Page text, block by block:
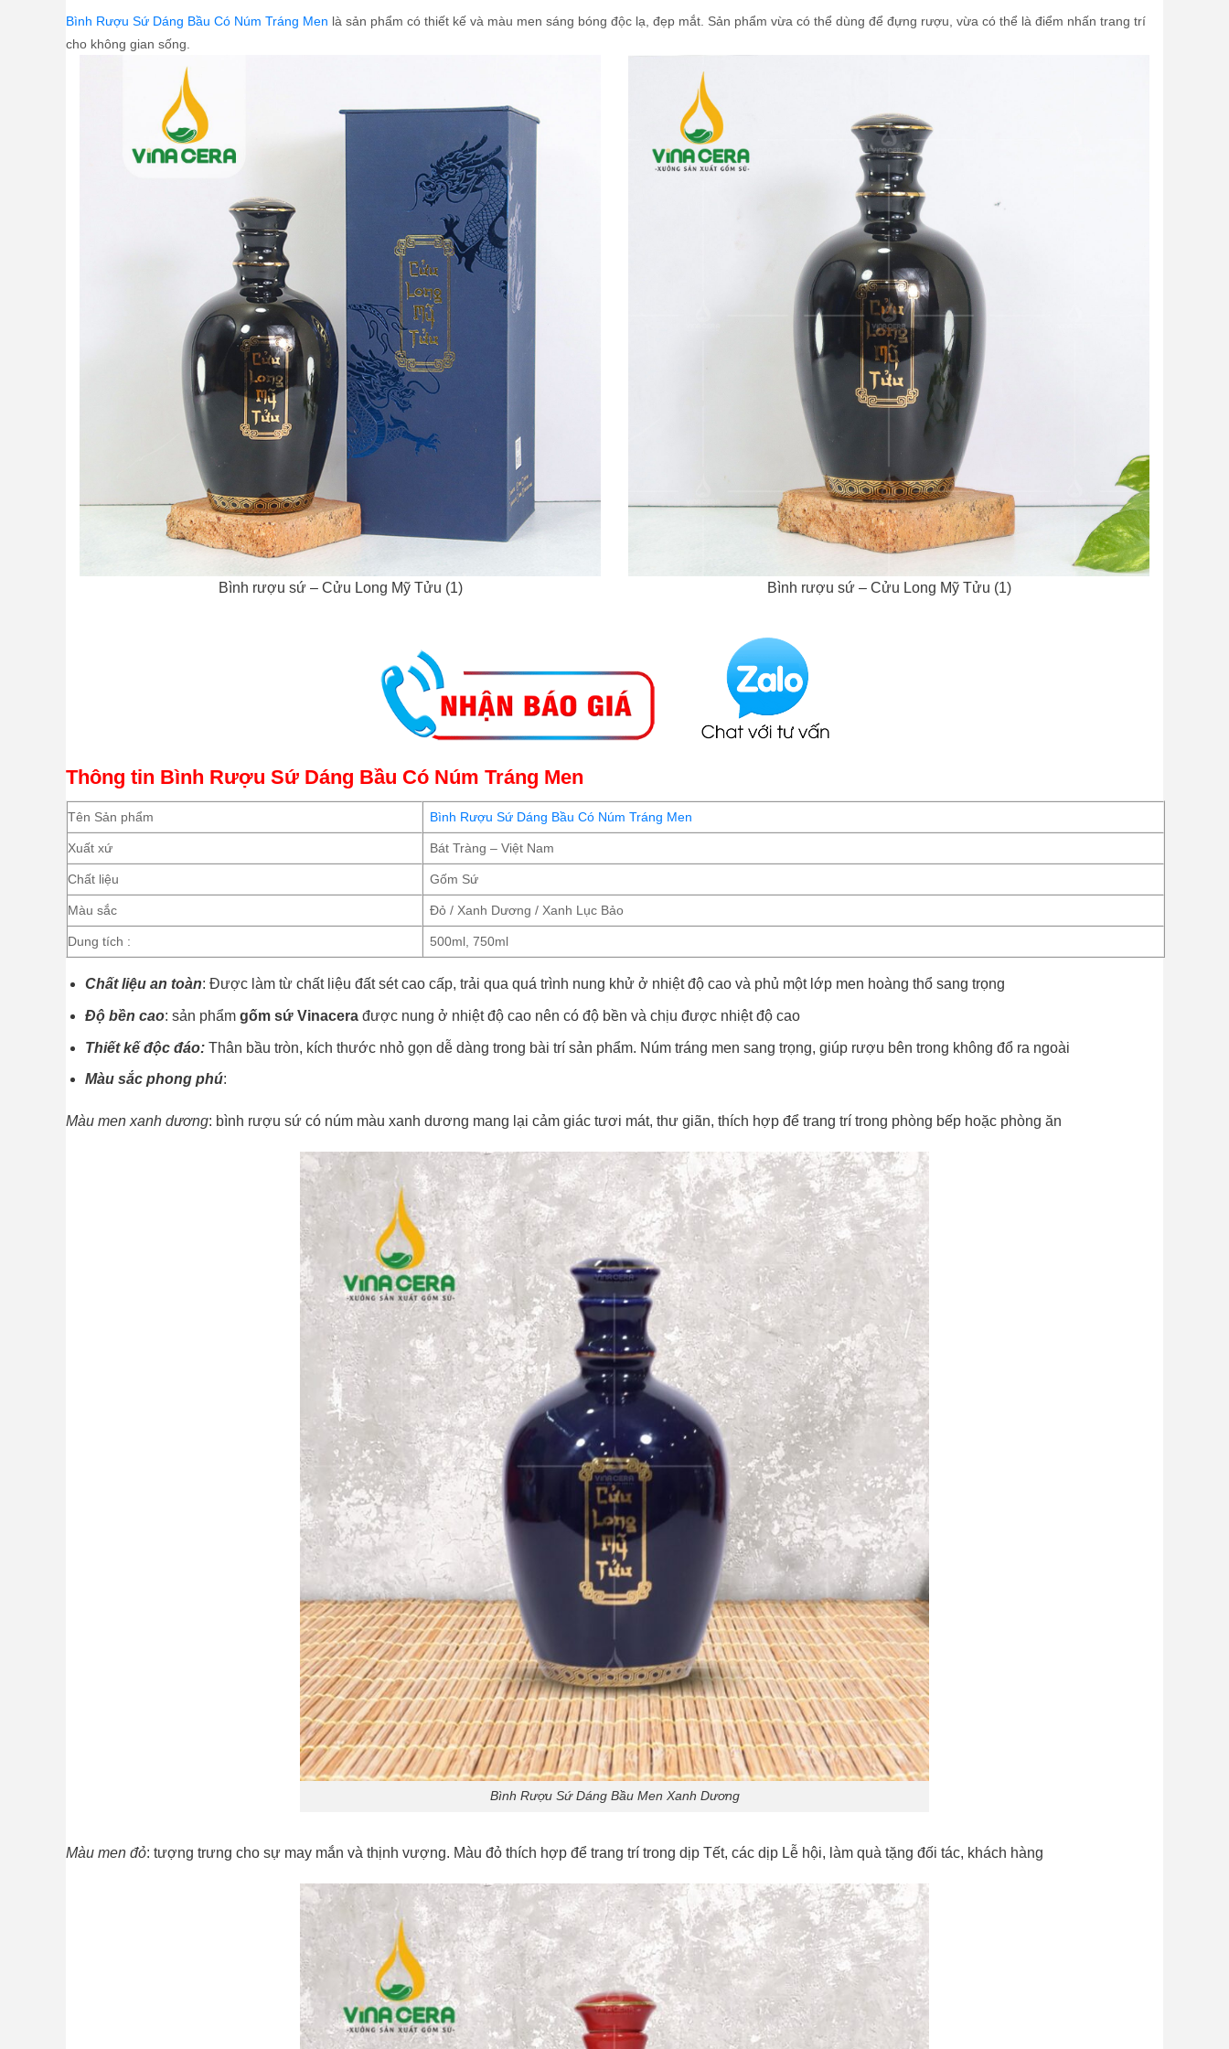
Bình Rượu Sứ Dáng Bầu Có Núm Tráng Men là sản phẩm có thiết kế và màu men sáng bóng độc lạ, đẹp mắt. Sản phẩm vừa có thể dùng để đựng rượu, vừa có thể là điểm nhấn trang trí
cho không gian sống.
Bình rượu sứ – Cửu Long Mỹ Tửu (1) Bình rượu sứ – Cửu Long Mỹ Tửu (1)
Thông tin Bình Rượu Sứ Dáng Bầu Có Núm Tráng Men
Tên Sản phẩm Bình Rượu Sứ Dáng Bầu Có Núm Tráng Men
Xuất xứ Bát Tràng – Việt Nam
Chất liệu Gốm Sứ
Màu sắc Đỏ / Xanh Dương / Xanh Lục Bảo
Dung tích : 500ml, 750ml
Chất liệu an toàn: Được làm từ chất liệu đất sét cao cấp, trải qua quá trình nung khử ở nhiệt độ cao và phủ một lớp men hoàng thổ sang trọng
Độ bền cao: sản phẩm gốm sứ Vinacerađược nung ở nhiệt độ cao nên có độ bền và chịu được nhiệt độ cao
Thiết kế độc đáo: Thân bầu tròn, kích thước nhỏ gọn dễ dàng trong bài trí sản phẩm. Núm tráng men sang trọng, giúp rượu bên trong không đổ ra ngoài
Màu sắc phong phú:
Màu men xanh dương: bình rượu sứ có núm màu xanh dương mang lại cảm giác tươi mát, thư giãn, thích hợp để trang trí trong phòng bếp hoặc phòng ăn
Bình Rượu Sứ Dáng Bầu Men Xanh Dương
Màu men đỏ: tượng trưng cho sự may mắn và thịnh vượng. Màu đỏ thích hợp để trang trí trong dịp Tết, các dịp Lễ hội, làm quà tặng đối tác, khách hàng